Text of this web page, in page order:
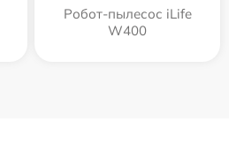
Робот-пылесос iLife
W400